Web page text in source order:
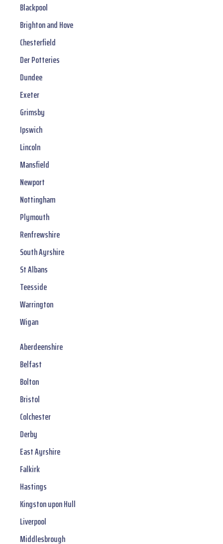
Blackpool
Brighton and Hove
Chesterfield
Der Potteries
Dundee
Exeter
Grimsby
Ipswich
Lincoln
Mansfield
Newport
Nottingham
Plymouth
Renfrewshire
South Ayrshire
St Albans
Teesside
Warrington
Wigan
Aberdeenshire
Belfast
Bolton
Bristol
Colchester
Derby
East Ayrshire
Falkirk
Hastings
Kingston upon Hull
Liverpool
Middlesbrough